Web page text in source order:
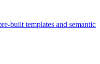
built templates and semantic